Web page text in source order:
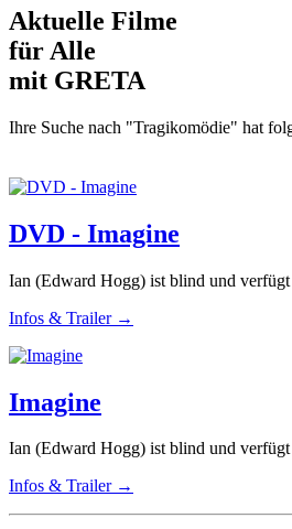
Aktuelle Filme
für Alle
mit GRETA
Ihre Suche nach "Tragikomödie" hat
DVD - Imagine
Ian (Edward Hogg) ist blind und verfügt
Infos & Trailer →
Imagine
Ian (Edward Hogg) ist blind und verfügt
Infos & Trailer →